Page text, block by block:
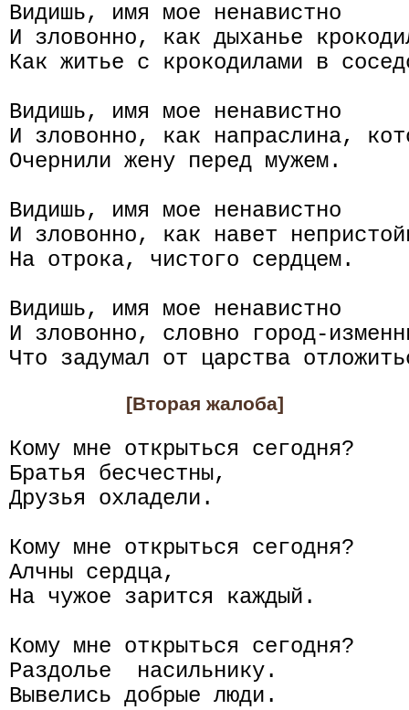
Видишь, имя мое ненавистно
И зловонно, как дыханье
Как житье с крокодилами в
Видишь, имя мое ненавистно
И зловонно, как напраслина,
Очернили жену перед мужем.
Видишь, имя мое ненавистно
И зловонно, как навет
На отрока, чистого сердцем.
Видишь, имя мое ненавистно
И зловонно, словно город-
[Вторая жалоба]
Кому мне открыться сегодня?
Братья бесчестны,
Друзья охладели.
Кому мне открыться сегодня?
Алчны сердца,
На чужое зарится каждый.
Кому мне открыться сегодня?
Раздолье  насильнику.
Вывелись добрые люди.